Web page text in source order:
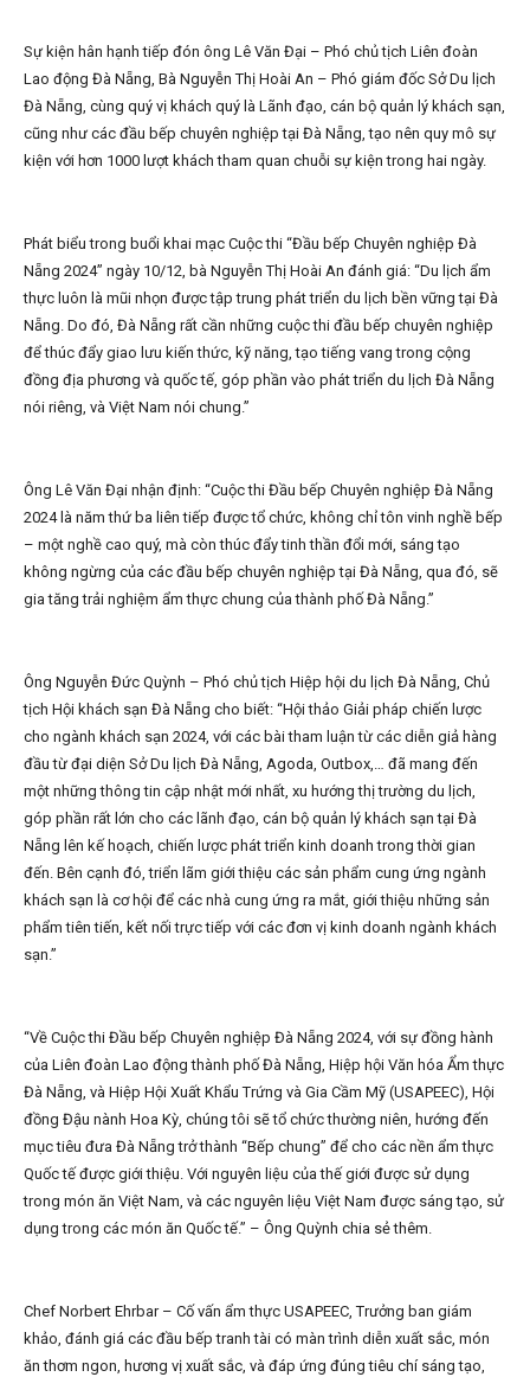
Sự kiện hân hạnh tiếp đón ông Lê Văn Đại – Phó chủ tịch Liên đoàn
Lao động Đà Nẵng, Bà Nguyễn Thị Hoài An – Phó giám đốc Sở Du lịch
Đà Nẵng, cùng quý vị khách quý là Lãnh đạo, cán bộ quản lý khách sạn,
cũng như các đầu bếp chuyên nghiệp tại Đà Nẵng, tạo nên quy mô sự
kiện với hơn 1000 lượt khách tham quan chuỗi sự kiện trong hai ngày.
Phát biểu trong buổi khai mạc Cuộc thi “Đầu bếp Chuyên nghiệp Đà
Nẵng 2024” ngày 10/12, bà Nguyễn Thị Hoài An đánh giá: “Du lịch ẩm
thực luôn là mũi nhọn được tập trung phát triển du lịch bền vững tại Đà
Nẵng. Do đó, Đà Nẵng rất cần những cuộc thi đầu bếp chuyên nghiệp
để thúc đẩy giao lưu kiến thức, kỹ năng, tạo tiếng vang trong cộng
đồng địa phương và quốc tế, góp phần vào phát triển du lịch Đà Nẵng
nói riêng, và Việt Nam nói chung.”
Ông Lê Văn Đại nhận định: “Cuộc thi Đầu bếp Chuyên nghiệp Đà Nẵng
2024 là năm thứ ba liên tiếp được tổ chức, không chỉ tôn vinh nghề bếp
– một nghề cao quý, mà còn thúc đẩy tinh thần đổi mới, sáng tạo
không ngừng của các đầu bếp chuyên nghiệp tại Đà Nẵng, qua đó, sẽ
gia tăng trải nghiệm ẩm thực chung của thành phố Đà Nẵng.”
Ông Nguyễn Đức Quỳnh – Phó chủ tịch Hiệp hội du lịch Đà Nẵng, Chủ
tịch Hội khách sạn Đà Nẵng cho biết: “Hội thảo Giải pháp chiến lược
cho ngành khách sạn 2024, với các bài tham luận từ các diễn giả hàng
đầu từ đại diện Sở Du lịch Đà Nẵng, Agoda, Outbox,… đã mang đến
một những thông tin cập nhật mới nhất, xu hướng thị trường du lịch,
góp phần rất lớn cho các lãnh đạo, cán bộ quản lý khách sạn tại Đà
Nẵng lên kế hoạch, chiến lược phát triển kinh doanh trong thời gian
đến. Bên cạnh đó, triển lãm giới thiệu các sản phẩm cung ứng ngành
khách sạn là cơ hội để các nhà cung ứng ra mắt, giới thiệu những sản
phẩm tiên tiến, kết nối trực tiếp với các đơn vị kinh doanh ngành khách
sạn.”
“Về Cuộc thi Đầu bếp Chuyên nghiệp Đà Nẵng 2024, với sự đồng hành
của Liên đoàn Lao động thành phố Đà Nẵng, Hiệp hội Văn hóa Ẩm thực
Đà Nẵng, và Hiệp Hội Xuất Khẩu Trứng và Gia Cầm Mỹ (USAPEEC), Hội
đồng Đậu nành Hoa Kỳ, chúng tôi sẽ tổ chức thường niên, hướng đến
mục tiêu đưa Đà Nẵng trở thành “Bếp chung” để cho các nền ẩm thực
Quốc tế được giới thiệu. Với nguyên liệu của thế giới được sử dụng
trong món ăn Việt Nam, và các nguyên liệu Việt Nam được sáng tạo, sử
dụng trong các món ăn Quốc tế.” – Ông Quỳnh chia sẻ thêm.
Chef Norbert Ehrbar – Cố vấn ẩm thực USAPEEC, Trưởng ban giám
khảo, đánh giá các đầu bếp tranh tài có màn trình diễn xuất sắc, món
ăn thơm ngon, hương vị xuất sắc, và đáp ứng đúng tiêu chí sáng tạo,